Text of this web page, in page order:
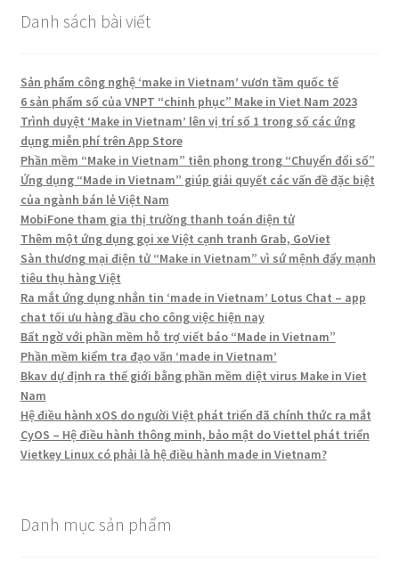
Danh sách bài viết
Sản phẩm công nghệ ‘make in Vietnam’ vươn tầm quốc tế
6 sản phẩm số của VNPT “chinh phục” Make in Viet Nam 2023
Trình duyệt ‘Make in Vietnam’ lên vị trí số 1 trong số các ứng
dụng miễn phí trên App Store
Phần mềm “Make in Vietnam” tiên phong trong “Chuyển đổi số”
Ứng dụng “Made in Vietnam” giúp giải quyết các vấn đề đặc biệt
của ngành bán lẻ Việt Nam
MobiFone tham gia thị trường thanh toán điện tử
Thêm một ứng dụng gọi xe Việt cạnh tranh Grab, GoViet
Sàn thương mại điện tử “Make in Vietnam” vì sứ mệnh đẩy mạnh
tiêu thụ hàng Việt
Ra mắt ứng dụng nhắn tin ‘made in Vietnam’ Lotus Chat – app
chat tối ưu hàng đầu cho công việc hiện nay
Bất ngờ với phần mềm hỗ trợ viết báo “Made in Vietnam”
Phần mềm kiểm tra đạo văn ‘made in Vietnam’
Bkav dự định ra thế giới bằng phần mềm diệt virus Make in Viet
Nam
Hệ điều hành xOS do người Việt phát triển đã chính thức ra mắt
CyOS – Hệ điều hành thông minh, bảo mật do Viettel phát triển
Vietkey Linux có phải là hệ điều hành made in Vietnam?
Danh mục sản phẩm